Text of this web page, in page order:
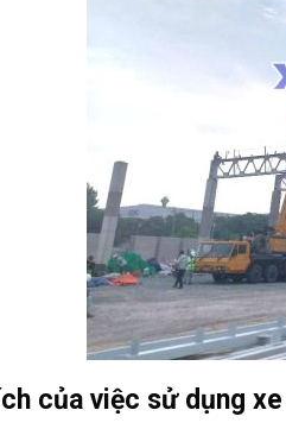
của việc sử dụng